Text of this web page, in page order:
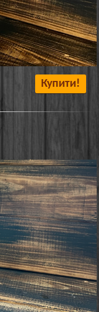
Купити!